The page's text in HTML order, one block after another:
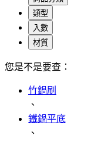
類型
入數
材質
您是不是要查：
竹鍋刷
、
鐵鍋平底
、